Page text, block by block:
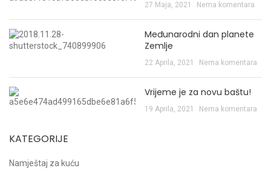
27 Maja, 2021 Nema komentara
Međunarodni dan planete
Zemlje
22 Aprila, 2021 Nema komentara
Vrijeme je za novu baštu!
19 Aprila, 2021 Nema komentara
KATEGORIJE
Namještaj za kuću